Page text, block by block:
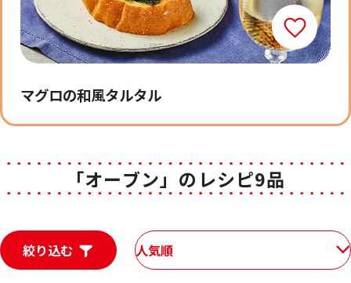
マグロの和風タルタル
「オーブン」のレシピ9品
絞り込む 人気順